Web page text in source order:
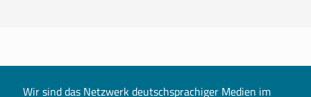
Wir sind das Netzwerk deutschsprachiger Medien im